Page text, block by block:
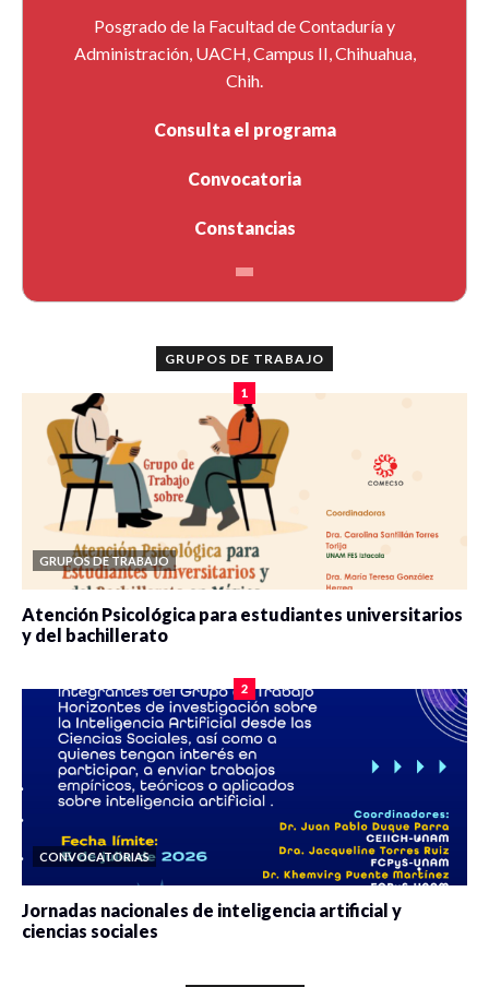
Posgrado de la Facultad de Contaduría y
Administración, UACH, Campus II, Chihuahua,
Chih.
Consulta el programa
Convocatoria
Constancias
GRUPOS DE TRABAJO
1
GRUPOS DE TRABAJO
Atención Psicológica para estudiantes universitarios
y del bachillerato
2
CONVOCATORIAS
Jornadas nacionales de inteligencia artificial y
ciencias sociales